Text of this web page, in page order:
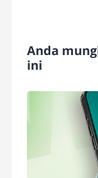
Anda
ini